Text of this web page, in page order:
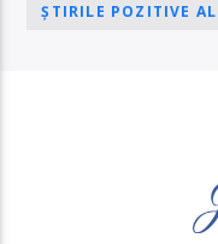
ȘTIRILE POZITIVE